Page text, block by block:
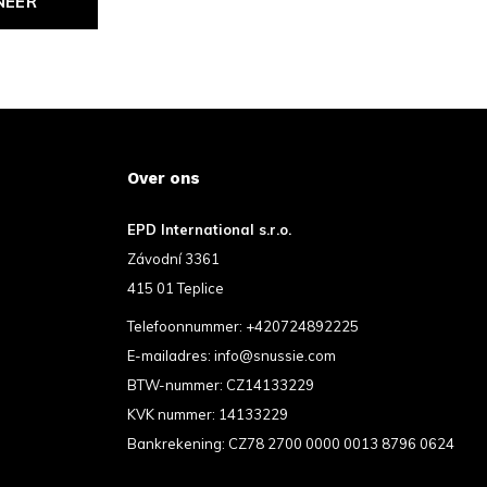
Over ons
EPD International s.r.o.
Závodní 3361
415 01 Teplice
Telefoonnummer: +420724892225
E-mailadres: info@snussie.com
BTW-nummer: CZ14133229
KVK nummer: 14133229
Bankrekening: CZ78 2700 0000 0013 8796 0624